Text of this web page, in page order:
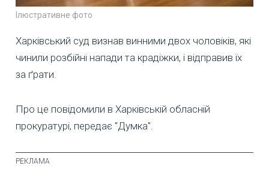
Ілюстративне фото
Харківський суд визнав винними двох чоловіків, які
чинили розбійні напади та крадіжки, і відправив їх
за ґрати.
Про це повідомили в Харківській обласній
прокуратурі, передає "Думка".